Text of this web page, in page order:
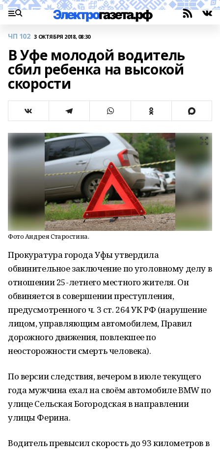
ЧП 102 3 ОКТЯБРЯ 2018, 08:30
В Уфе молодой водитель
сбил ребенка на высокой
скорости
Фото Андрея Старостина.
Прокуратура города Уфы утвердила
обвинительное заключение по уголовному делу в
отношении 25-летнего местного жителя. Он
обвиняется в совершении преступления,
предусмотренного ч. 3 ст. 264 УК РФ (нарушение
лицом, управляющим автомобилем, Правил
дорожного движения, повлекшее по
неосторожности смерть человека).
По версии следствия, вечером в июле текущего
года мужчина ехал на своём автомобиле BMW по
улице Сельская Богородская в направлении
улицы Ферина.
Водитель превысил скорость до 93 километров в